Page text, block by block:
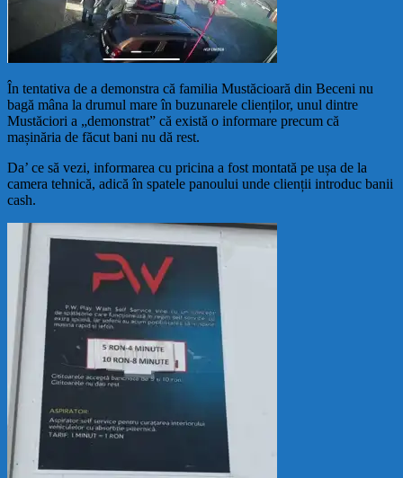
În tentativa de a demonstra că familia Mustăcioară din Beceni nu
bagă mâna la drumul mare în buzunarele clienților, unul dintre
Mustăciori a „demonstrat” că există o informare precum că
mașinăria de făcut bani nu dă rest.
Da’ ce să vezi, informarea cu pricina a fost montată pe ușa de la
camera tehnică, adică în spatele panoului unde clienții introduc banii
cash.